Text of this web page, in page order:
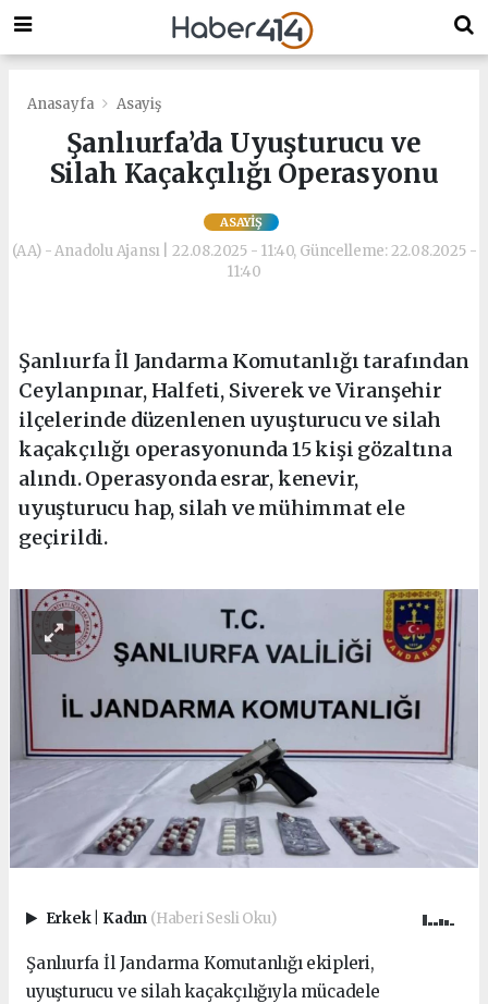
Anasayfa Asayiş
Şanlıurfa’da Uyuşturucu ve
Silah Kaçakçılığı Operasyonu
ASAYIŞ
(AA) - Anadolu Ajansı | 22.08.2025 - 11:40, Güncelleme: 22.08.2025 -
11:40
Şanlıurfa İl Jandarma Komutanlığı tarafından
Ceylanpınar, Halfeti, Siverek ve Viranşehir
ilçelerinde düzenlenen uyuşturucu ve silah
kaçakçılığı operasyonunda 15 kişi gözaltına
alındı. Operasyonda esrar, kenevir,
uyuşturucu hap, silah ve mühimmat ele
geçirildi.
Erkek Kadın (Haberi Sesli Oku)
Şanlıurfa İl Jandarma Komutanlığı ekipleri,
uyuşturucu ve silah kaçakçılığıyla mücadele